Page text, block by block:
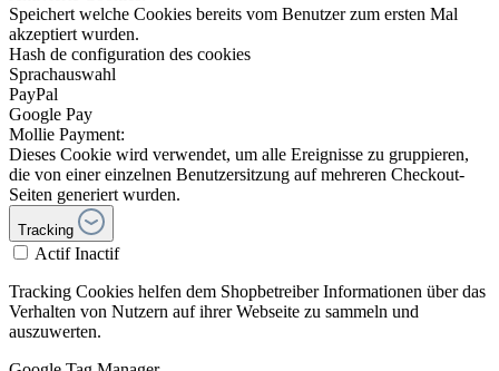
Speichert welche Cookies bereits vom Benutzer zum ersten Mal
akzeptiert wurden.
Hash de configuration des cookies
Sprachauswahl
PayPal
Google Pay
Mollie Payment:
Dieses Cookie wird verwendet, um alle Ereignisse zu gruppieren,
die von einer einzelnen Benutzersitzung auf mehreren Checkout-
Seiten generiert wurden.
Tracking
Actif Inactif
Tracking Cookies helfen dem Shopbetreiber Informationen über das
Verhalten von Nutzern auf ihrer Webseite zu sammeln und
auszuwerten.